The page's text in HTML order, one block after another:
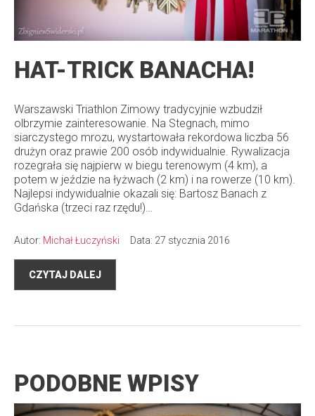
HAT-TRICK BANACHA!
Warszawski Triathlon Zimowy tradycyjnie wzbudził
olbrzymie zainteresowanie. Na Stegnach, mimo
siarczystego mrozu, wystartowała rekordowa liczba 56
drużyn oraz prawie 200 osób indywidualnie. Rywalizacja
rozegrała się najpierw w biegu terenowym (4 km), a
potem w jeździe na łyżwach (2 km) i na rowerze (10 km).
Najlepsi indywidualnie okazali się: Bartosz Banach z
Gdańska (trzeci raz rzędu!)…
Autor: Michał Łuczyński Data: 27 stycznia 2016
CZYTAJ DALEJ
PODOBNE WPISY